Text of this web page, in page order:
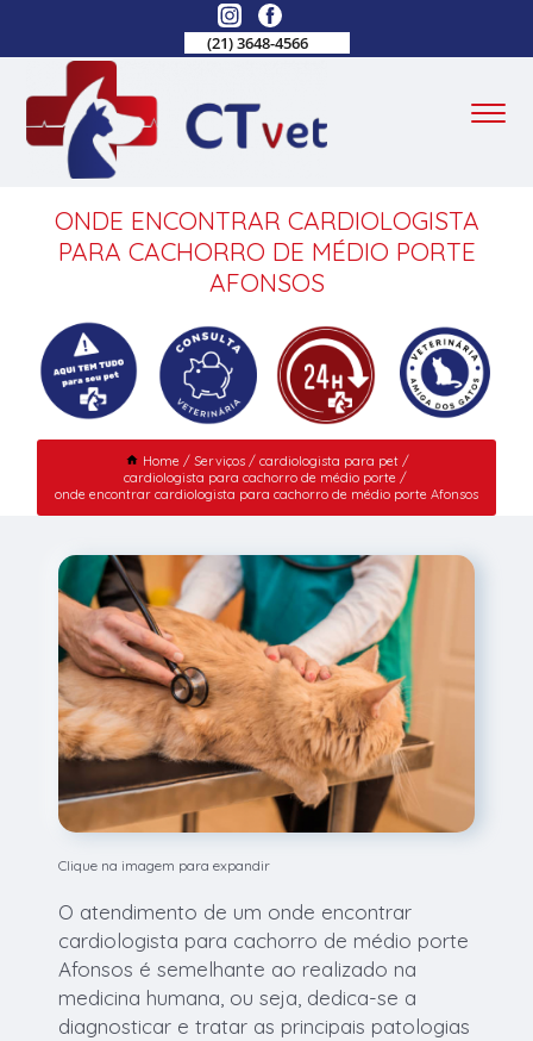
(21) 3648-4566
ONDE ENCONTRAR CARDIOLOGISTA
PARA CACHORRO DE MÉDIO PORTE
AFONSOS
Home Serviços
cardiologista para pet
cardiologista para cachorro de médio porte
onde encontrar cardiologista para cachorro de médio porte Afonsos
Clique na imagem para expandir
O atendimento de um onde encontrar
cardiologista para cachorro de médio porte
Afonsos é semelhante ao realizado na
medicina humana, ou seja, dedica-se a
diagnosticar e tratar as principais patologias